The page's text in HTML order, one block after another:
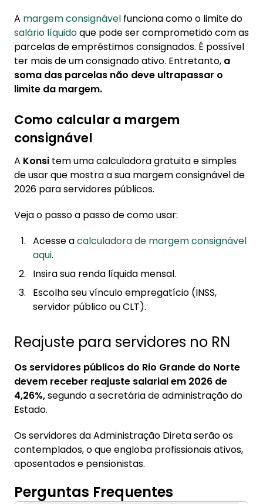
A margem consignável funciona como o limite do
salário líquidoque pode ser comprometido com as
parcelas de empréstimos consignados. É possível
ter mais de um consignado ativo. Entretanto, a
soma das parcelas não deve ultrapassar o
limite da margem.
Como calcular a margem
consignável
A Konsi tem uma calculadora gratuita e simples
de usar que mostra a sua margem consignável de
2026 para servidores públicos.
Veja o passo a passo de como usar:
Acesse acalculadora de margem consignável
aqui.
Insira sua renda líquida mensal.
Escolha seu vínculo empregatício (INSS,
servidor público ou CLT).
Reajuste para servidores no RN
Os servidores públicos do Rio Grande do Norte
devem receber reajuste salarial em 2026 de
4,26%,segundo a secretária de administração do
Estado.
Os servidores da Administração Direta serão os
contemplados, o que engloba profissionais ativos,
aposentados e pensionistas.
Perguntas Frequentes